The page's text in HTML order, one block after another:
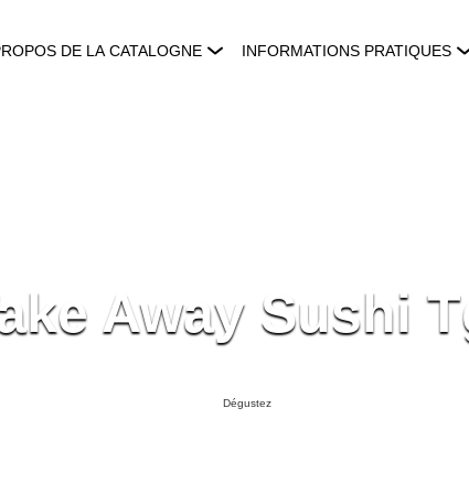
DE LA CATALOGNE INFORMATIONS PRATIQUES
Away Sushi
Dégustez